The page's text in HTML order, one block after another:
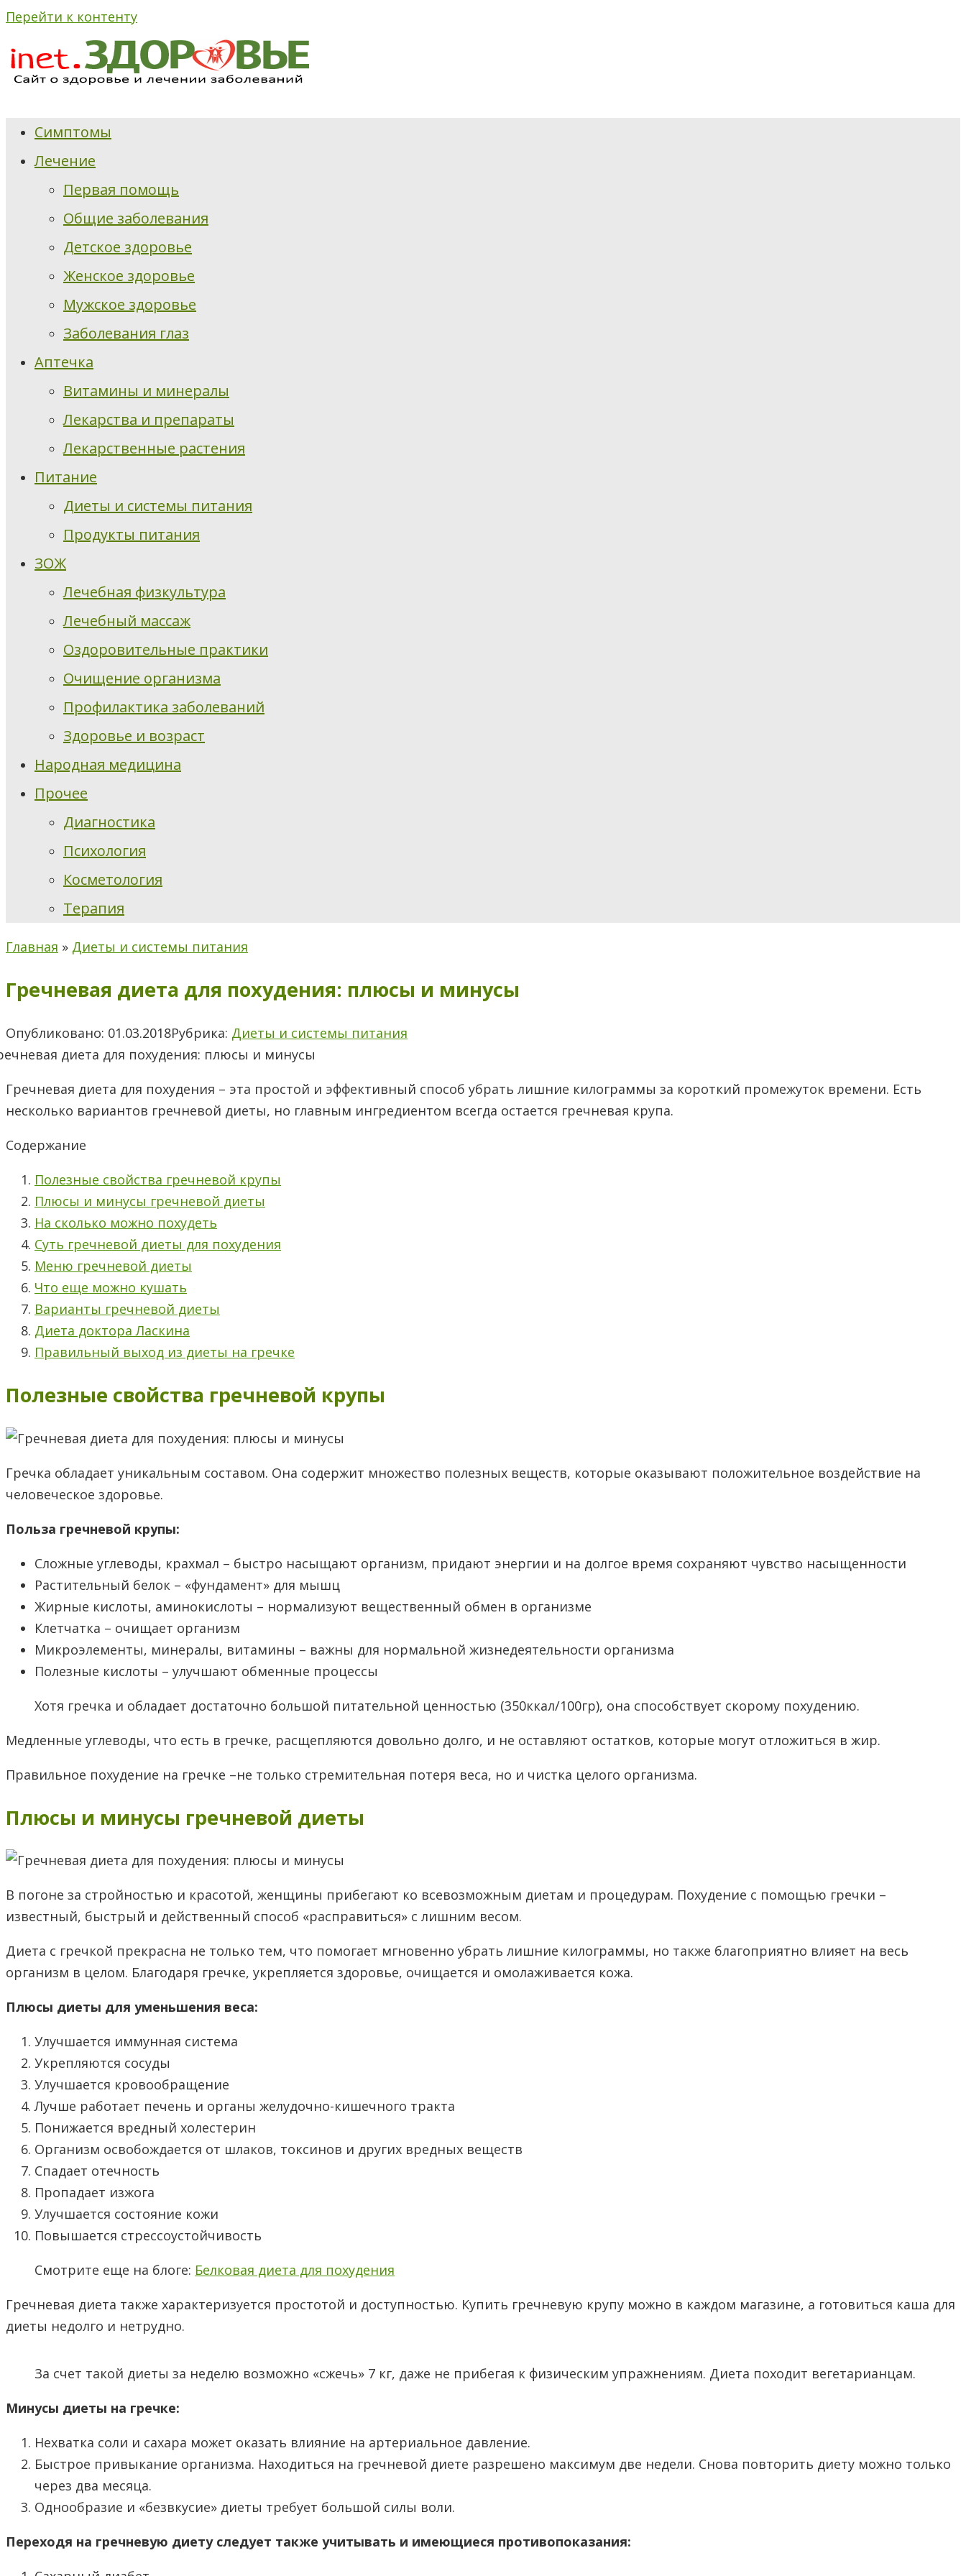
Перейти к контенту
Симптомы
Лечение
Первая помощь
Общие заболевания
Детское здоровье
Женское здоровье
Мужское здоровье
Заболевания глаз
Аптечка
Витамины и минералы
Лекарства и препараты
Лекарственные растения
Питание
Диеты и системы питания
Продукты питания
ЗОЖ
Лечебная физкультура
Лечебный массаж
Оздоровительные практики
Очищение организма
Профилактика заболеваний
Здоровье и возраст
Народная медицина
Прочее
Диагностика
Психология
Косметология
Терапия
Главная » Диеты и системы питания
Гречневая диета для похудения: плюсы и минусы
Опубликовано: 01.03.2018Рубрика: Диеты и системы питания
Гречневая диета для похудения – эта простой и эффективный способ убрать лишние килограммы за короткий промежуток времени. Есть
несколько вариантов гречневой диеты, но главным ингредиентом всегда остается гречневая крупа.
Содержание
Полезные свойства гречневой крупы
Плюсы и минусы гречневой диеты
На сколько можно похудеть
Суть гречневой диеты для похудения
Меню гречневой диеты
Что еще можно кушать
Варианты гречневой диеты
Диета доктора Ласкина
Правильный выход из диеты на гречке
Полезные свойства гречневой крупы
Гречка обладает уникальным составом. Она содержит множество полезных веществ, которые оказывают положительное воздействие на
человеческое здоровье.
Польза гречневой крупы:
Сложные углеводы, крахмал – быстро насыщают организм, придают энергии и на долгое время сохраняют чувство насыщенности
Растительный белок – «фундамент» для мышц
Жирные кислоты, аминокислоты – нормализуют вещественный обмен в организме
Клетчатка – очищает организм
Микроэлементы, минералы, витамины – важны для нормальной жизнедеятельности организма
Полезные кислоты – улучшают обменные процессы
Хотя гречка и обладает достаточно большой питательной ценностью (350ккал/100гр), она способствует скорому похудению.
Медленные углеводы, что есть в гречке, расщепляются довольно долго, и не оставляют остатков, которые могут отложиться в жир.
Правильное похудение на гречке –не только стремительная потеря веса, но и чистка целого организма.
Плюсы и минусы гречневой диеты
В погоне за стройностью и красотой, женщины прибегают ко всевозможным диетам и процедурам. Похудение с помощью гречки –
известный, быстрый и действенный способ «расправиться» с лишним весом.
Диета с гречкой прекрасна не только тем, что помогает мгновенно убрать лишние килограммы, но также благоприятно влияет на весь
организм в целом. Благодаря гречке, укрепляется здоровье, очищается и омолаживается кожа.
Плюсы диеты для уменьшения веса:
Улучшается иммунная система
Укрепляются сосуды
Улучшается кровообращение
Лучше работает печень и органы желудочно-кишечного тракта
Понижается вредный холестерин
Организм освобождается от шлаков, токсинов и других вредных веществ
Спадает отечность
Пропадает изжога
Улучшается состояние кожи
Повышается стрессоустойчивость
Смотрите еще на блоге: Белковая диета для похудения
Гречневая диета также характеризуется простотой и доступностью. Купить гречневую крупу можно в каждом магазине, а готовиться каша для
диеты недолго и нетрудно.
За счет такой диеты за неделю возможно «сжечь» 7 кг, даже не прибегая к физическим упражнениям. Диета походит вегетарианцам.
Минусы диеты на гречке:
Нехватка соли и сахара может оказать влияние на артериальное давление.
Быстрое привыкание организма. Находиться на гречневой диете разрешено максимум две недели. Снова повторить диету можно только
через два месяца.
Однообразие и «безвкусие» диеты требует большой силы воли.
Переходя на гречневую диету следует также учитывать и имеющиеся противопоказания: